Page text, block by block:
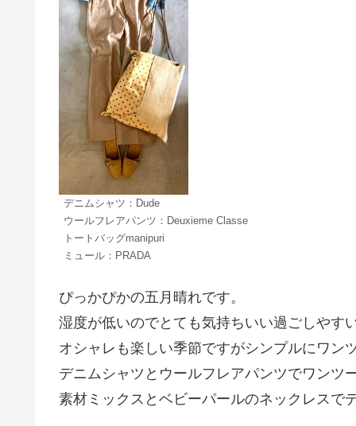
デニムシャツ：Dude
ウールフレアパンツ：Deuxieme Classe
トートバッグmanipuri
ミュール：PRADA
ぴっかぴかの五月晴れです。
湿度が低いのでとても気持ちいい過ごしやす
オシャレも楽しい季節ですがシンプルにワン
デニムシャツとウールフレアパンツでワンツ
素材ミックスとベビーパールのネックレスで